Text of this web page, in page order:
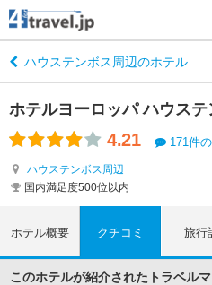
ハウステンボス周辺のホテル
ホテルヨーロッパ ハウステ
4.21 171件
ハウステンボス周辺
国内満足度500位以内
ホテル概要 クチコミ 旅行
このホテルが紹介されたトラベル